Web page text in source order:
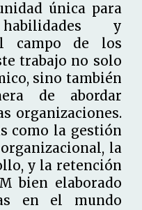
única para
y
campo de los
trabajo no solo
sino también
de abordar
organizaciones.
como la gestión
la
y la retención
bien elaborado
en el mundo